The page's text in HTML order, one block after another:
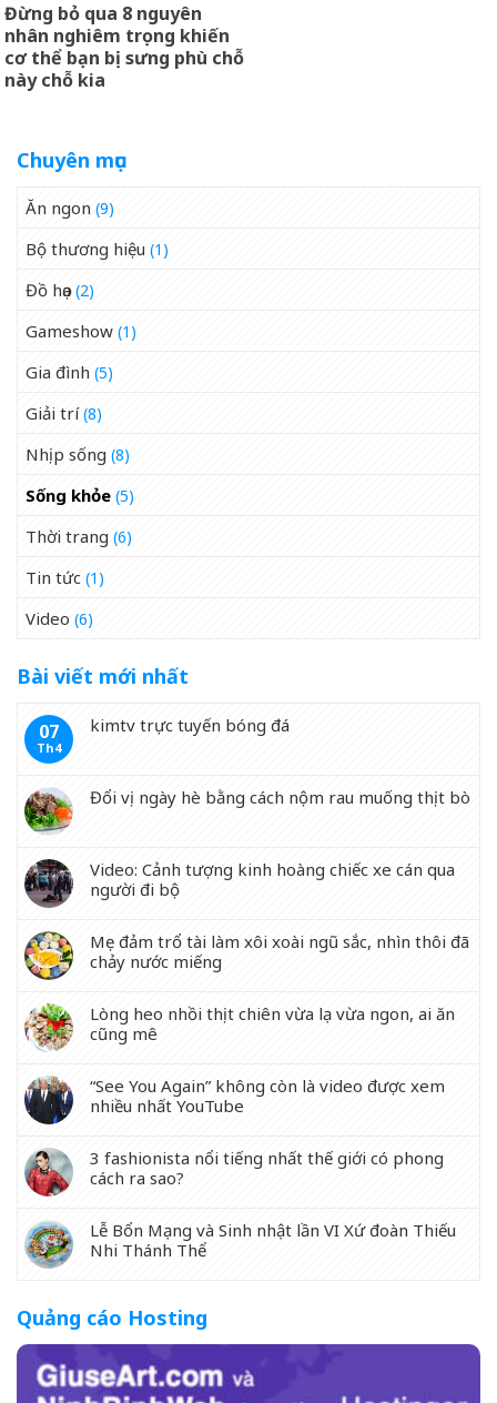
Đừng bỏ qua 8 nguyên
nhân nghiêm trọng khiến
cơ thể bạn bị sưng phù chỗ
này chỗ kia
Chuyên mục
Ăn ngon (9)
Bộ thương hiệu (1)
Đồ họa(2)
Gameshow (1)
Gia đình (5)
Giải trí(8)
Nhịp sống (8)
Sống khỏe (5)
Thời trang (6)
Tin tức (1)
Video (6)
Bài viết mới nhất
07
Th4
kimtv trực tuyến bóng đá
Đổi vị ngày hè bằng cách nộm rau muống thịt bò
Video: Cảnh tượng kinh hoàng chiếc xe cán qua
người đi bộ
Mẹ đảm trổ tài làm xôi xoài ngũ sắc, nhìn thôi đã
chảy nước miếng
Lòng heo nhồi thịt chiên vừa lạ vừa ngon, ai ăn
cũng mê
“See You Again” không còn là video được xem
nhiều nhất YouTube
3 fashionista nổi tiếng nhất thế giới có phong
cách ra sao?
Lễ Bổn Mạng và Sinh nhật lần VI Xứ đoàn Thiếu
Nhi Thánh Thể
Quảng cáo Hosting